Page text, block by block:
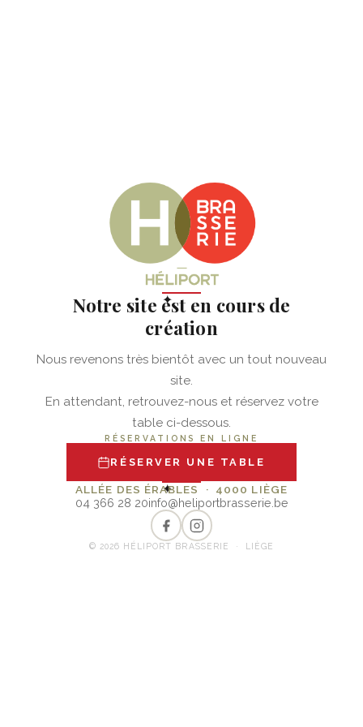
✦
Notre site est en cours de
création
Nous revenons très bientôt avec un tout nouveau
site.
En attendant, retrouvez-nous et réservez votre
table ci-dessous.
RÉSERVATIONS EN LIGNE
RÉSERVER UNE TABLE
✦
ALLÉE DES ÉRABLES · 4000 LIÈGE
04 366 28 20info@heliportbrasserie.be
© 2026 HÉLIPORT BRASSERIE · LIÈGE